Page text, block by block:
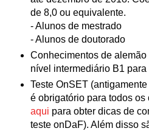
de 8,0 ou equivalente.
- Alunos de mestrado
- Alunos de doutorado
Conhecimentos de
nível intermediário B1
Teste OnSET
é obrigatório para todos
aqui para obter dicas de
teste onDaF). Além disso